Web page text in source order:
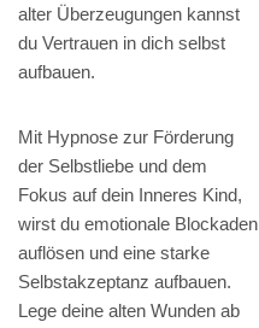
alter Überzeugungen kannst
du Vertrauen in dich selbst
aufbauen.
Mit Hypnose zur Förderung
der Selbstliebe und dem
Fokus auf dein Inneres Kind,
wirst du emotionale Blockaden
auflösen und eine starke
Selbstakzeptanz aufbauen.
Lege deine alten Wunden ab